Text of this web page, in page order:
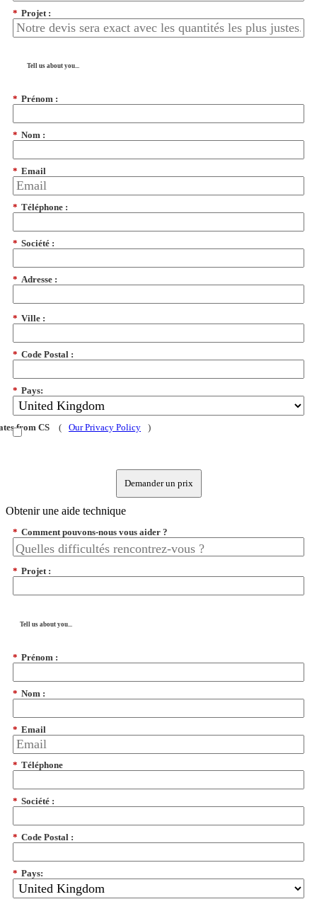
* Projet :
Tell us about you...
* Prénom :
* Nom :
* Email
* Téléphone :
* Société :
* Adresse :
* Ville :
* Code Postal :
* Pays:
from CS ( Our Privacy Policy )
Demander un prix
Obtenir une aide technique
* Comment pouvons-nous vous aider ?
* Projet :
Tell us about you...
* Prénom :
* Nom :
* Email
* Téléphone
* Société :
* Code Postal :
* Pays: